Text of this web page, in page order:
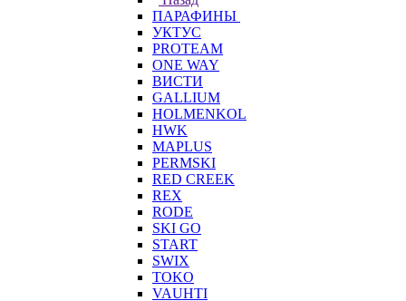
ПАРАФИНЫ
УКТУС
PROTEAM
ONE WAY
ВИСТИ
GALLIUM
HOLMENKOL
HWK
MAPLUS
PERMSKI
RED CREEK
REX
RODE
SKI GO
START
SWIX
TOKO
VAUHTI